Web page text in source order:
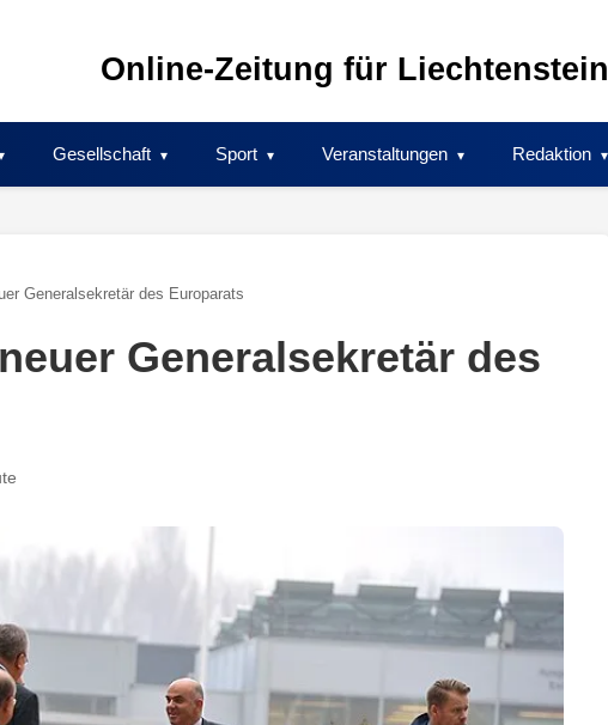
Online-Zeitung für Liechtenstein
Gesellschaft Sport Veranstaltungen Redaktion
Generalsekretär des Europarats
Generalsekretär des